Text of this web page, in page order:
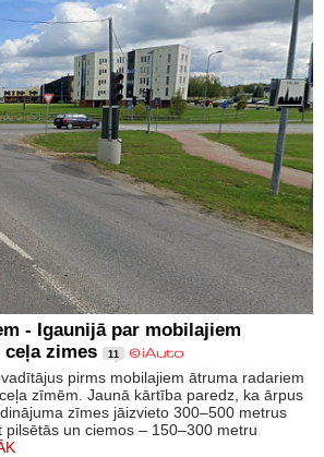
- Igaunijā par mobilajiem
zimes
11
pirms mobilajiem ātruma radariem
zīmēm. Jaunā kārtība paredz, ka ārpus
zīmes jāizvieto 300–500 metrus
pilsētās un ciemos – 150–300 metru